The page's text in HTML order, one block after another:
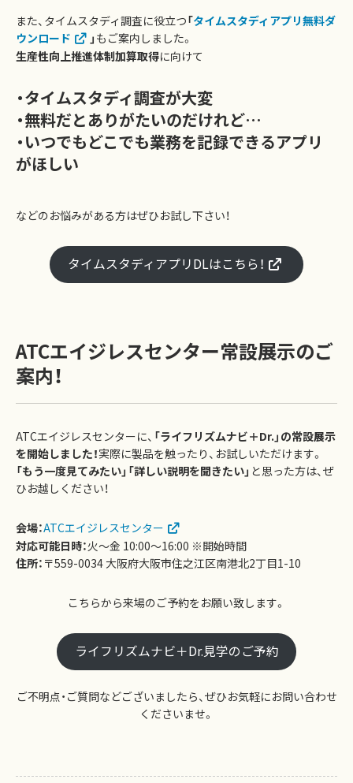
また、タイムスタディ調査に役立つ「タイムスタディアプリ無料ダ
ウンロード
」 もご案内しました。
生産性向上推進体制加算取得に向けて
・タイムスタディ調査が大変
・無料だとありがたいのだけれど…
・いつでもどこでも業務を記録できるアプリ
がほしい
などのお悩みがある方はぜひお試し下さい！
タイムスタディアプリDLはこちら！
ATCエイジレスセンター常設展示のご
案内！
ATCエイジレスセンターに、 「ライフリズムナビ＋Dr.」の常設展示
を開始しました！実際に製品を触ったり、お試しいただけます。
「もう一度見てみたい」「詳しい説明を聞きたい」 と思った方は、ぜ
ひお越しください！
会場：ATCエイジレスセンター
対応可能日時：火～金 10:00〜16:00 ※開始時間
住所： 〒559-0034 大阪府大阪市住之江区南港北2丁目1-10
こちらから来場のご予約をお願い致します。
ライフリズムナビ＋Dr.見学のご予約
ご不明点・ご質問などございましたら、ぜひお気軽にお問い合わせ
くださいませ。